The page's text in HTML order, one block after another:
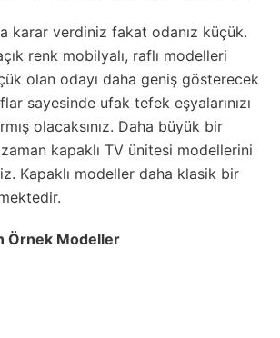
karar verdiniz fakat odanız küçük.
renk mobilyalı, raflı modelleri
olan odayı daha geniş gösterecek
sayesinde ufak tefek eşyalarınızı
olacaksınız. Daha büyük bir
kapaklı TV ünitesi modellerini
Kapaklı modeller daha klasik bir
Örnek Modeller